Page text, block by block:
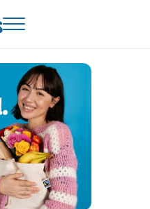
Menu